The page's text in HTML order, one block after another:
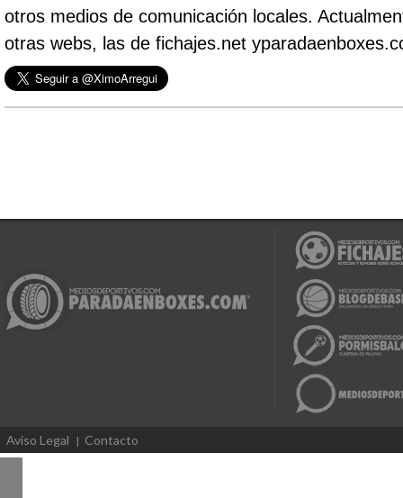
otros medios de comunicación locales.
otras webs, las de fichajes.net
Aviso Legal Contacto